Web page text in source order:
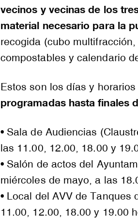
vecinos y vecinas de los
material necesario para la
recogida (cubo
compostables y calendario
Estos son los días y
programadas hasta finales
• Sala de Audiencias
las 11.00, 12.00, 18.00 y
• Salón de actos del
miércoles de mayo, a las
• Local del AVV de Tanques
11.00, 12.00, 18.00 y 19.00